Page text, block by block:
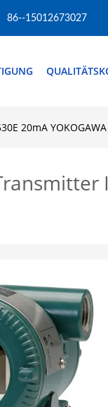
86--15012673027
20mA